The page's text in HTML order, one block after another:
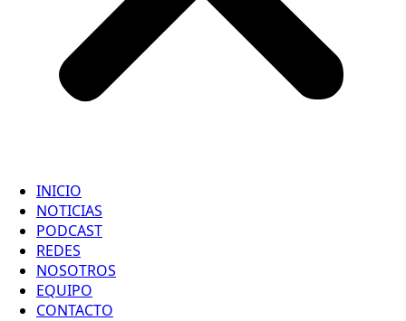
INICIO
NOTICIAS
PODCAST
REDES
NOSOTROS
EQUIPO
CONTACTO